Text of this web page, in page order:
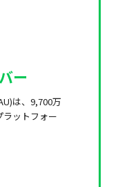
ー
は、9,700万
ットフォー